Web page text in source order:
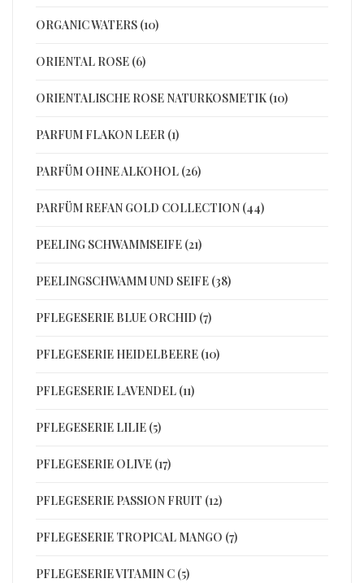
ORGANIC WATERS (10)
ORIENTAL ROSE (6)
ORIENTALISCHE ROSE NATURKOSMETIK (10)
PARFUM FLAKON LEER (1)
PARFÜM OHNE ALKOHOL (26)
PARFÜM REFAN GOLD COLLECTION (44)
PEELING SCHWAMMSEIFE (21)
PEELINGSCHWAMM UND SEIFE (38)
PFLEGESERIE BLUE ORCHID (7)
PFLEGESERIE HEIDELBEERE (10)
PFLEGESERIE LAVENDEL (11)
PFLEGESERIE LILIE (5)
PFLEGESERIE OLIVE (17)
PFLEGESERIE PASSION FRUIT (12)
PFLEGESERIE TROPICAL MANGO (7)
PFLEGESERIE VITAMIN C (5)